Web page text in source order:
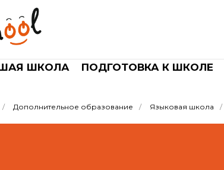
ШКОЛА ПОДГОТОВКА К ШКОЛЕ
/ Дополнительное образование / Языковая школа /